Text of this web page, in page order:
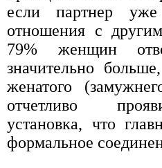
если партнер
отношения с
79% женщин
значительно
женатого
отчетливо
установка, что
формальное